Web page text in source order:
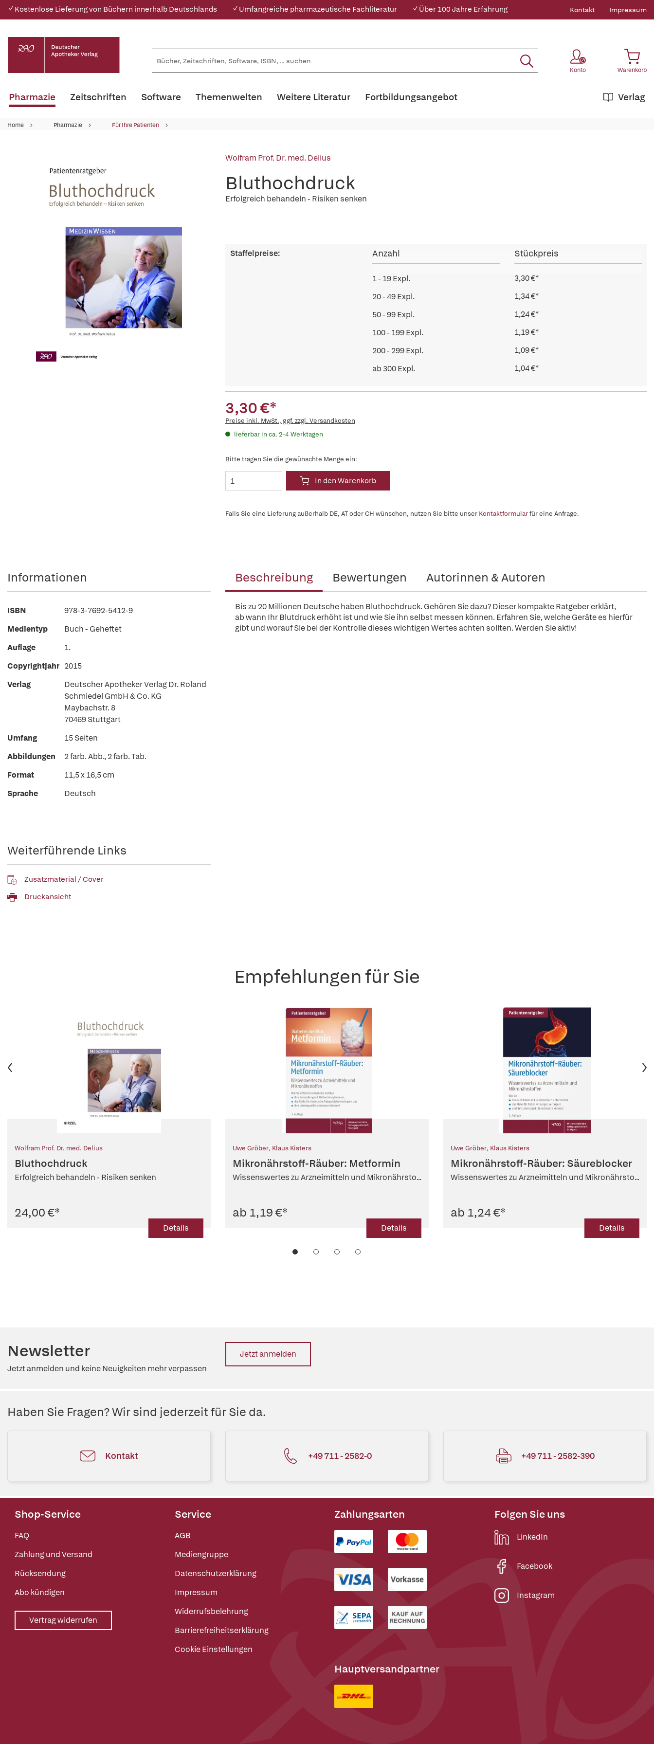
✓ Kostenlose Lieferung von Büchern innerhalb Deutschlands ✓ Umfangreiche pharmazeutische Fachliteratur ✓ Über 100 Jahre Erfahrung Kontakt Impressum
Konto Warenkorb
Pharmazie Zeitschriften Software Themenwelten Weitere Literatur Verlag
Fortbildungsangebot
Home Pharmazie Für Ihre Patienten
Wolfram Prof. Dr. med. Delius
Bluthochdruck
Erfolgreich behandeln - Risiken senken
Staffelpreise: Anzahl Stückpreis
1 - 19 Expl.
3,30 €*
20 - 49 Expl.
1,34 €*
50 - 99 Expl.
1,24 €*
100 - 199 Expl.
1,19 €*
200 - 299 Expl.
1,09 €*
ab 300 Expl.
1,04 €*
3,30 €*
Preise inkl. MwSt., ggf. zzgl. Versandkosten
lieferbar in ca. 2-4 Werktagen
Bitte tragen Sie die gewünschte Menge ein:
In den Warenkorb
Falls Sie eine Lieferung außerhalb DE, AT oder CH wünschen, nutzen Sie bitte unser Kontaktformularfür eine Anfrage.
Beschreibung Bewertungen Autorinnen & Autoren
Bis zu 20 Millionen Deutsche haben Bluthochdruck. Gehören Sie dazu? Dieser kompakte Ratgeber erklärt,
ab wann Ihr Blutdruck erhöht ist und wie Sie ihn selbst messen können. Erfahren Sie, welche Geräte es hierfür
gibt und worauf Sie bei der Kontrolle dieses wichtigen Wertes achten sollten. Werden Sie aktiv!
Informationen
ISBN
978-3-7692-5412-9
Medientyp
Buch - Geheftet
Auflage
1.
Copyrightjahr 2015
Verlag
Deutscher Apotheker Verlag Dr. Roland
Schmiedel GmbH & Co. KG
Maybachstr. 8
70469 Stuttgart
Umfang
15 Seiten
Abbildungen
2 farb. Abb., 2 farb. Tab.
Format
11,5 x 16,5 cm
Sprache
Deutsch
Weiterführende Links
Zusatzmaterial / Cover
Druckansicht
Empfehlungen für Sie
Wolfram Prof. Dr. med. Delius
Bluthochdruck
Erfolgreich behandeln - Risiken senken
24,00 €*
Details
Uwe Gröber, Klaus Kisters
Mikronährstoff-Räuber: Metformin
Wissenswertes zu Arzneimitteln und Mikronährsto...
ab 1,19 €*
Details
Uwe Gröber, Klaus Kisters
Mikronährstoff-Räuber: Säureblocker
Wissenswertes zu Arzneimitteln und Mikronährsto...
ab 1,24 €*
Details
Newsletter
Jetzt anmelden und keine Neuigkeiten mehr verpassen
Jetzt anmelden
Haben Sie Fragen? Wir sind jederzeit für Sie da.
Kontakt +49 711 - 2582-0 +49 711 - 2582-390
Shop-Service
FAQ
Zahlung und Versand
Rücksendung
Abo kündigen
Vertrag widerrufen
Service
AGB
Mediengruppe
Datenschutzerklärung
Impressum
Widerrufsbelehrung
Barrierefreiheitserklärung
Cookie Einstellungen
Zahlungsarten
Hauptversandpartner
Folgen Sie uns
LinkedIn
Facebook
Instagram